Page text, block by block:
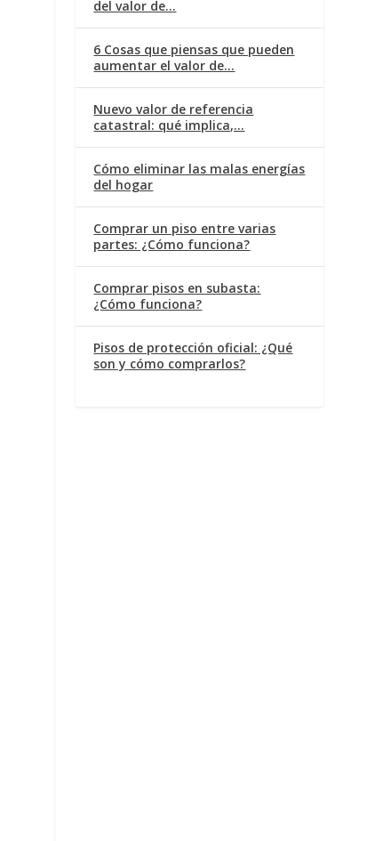
del valor de…
6 Cosas que piensas que pueden
aumentar el valor de…
Nuevo valor de referencia
catastral: qué implica,…
Cómo eliminar las malas energías
del hogar
Comprar un piso entre varias
partes: ¿Cómo funciona?
Comprar pisos en subasta:
¿Cómo funciona?
Pisos de protección oficial: ¿Qué
son y cómo comprarlos?